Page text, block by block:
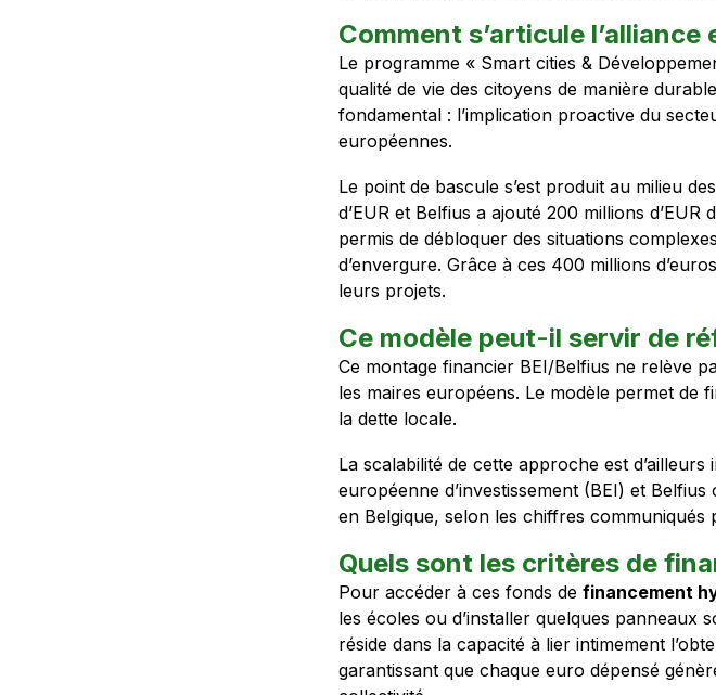
Comment s’articule
Le programme « Smart cities &
qualité de vie des citoyens de manière
fondamental : l’implication proactive du
européennes.
Le point de bascule s’est produit au milieu
d’EUR et Belfius a ajouté 200 millions
permis de débloquer des situations
d’envergure. Grâce à ces 400 millions
leurs projets.
Ce modèle peut-il servir de
Ce montage financier BEI/Belfius ne relève
les maires européens. Le modèle permet de
la dette locale.
La scalabilité de cette approche est
européenne d’investissement (BEI) et
en Belgique, selon les chiffres communiqués
Quels sont les critères de
Pour accéder à ces fonds de financement
les écoles ou d’installer quelques panneaux
réside dans la capacité à lier intimement
garantissant que chaque euro dépensé